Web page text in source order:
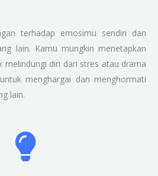
terhadap emosimu sendiri dan
lain. Kamu mungkin menetapkan
melindungi diri dari stres atau drama
menghargai dan menghormati
lain.